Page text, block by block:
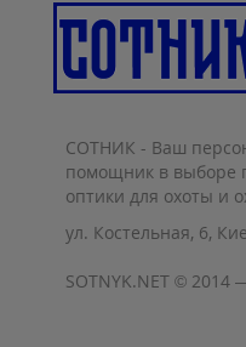
СОТНИК - Ваш
помощник в выборе
оптики для охоты и
ул. Костельная, 6,
SOTNYK.NET © 2014